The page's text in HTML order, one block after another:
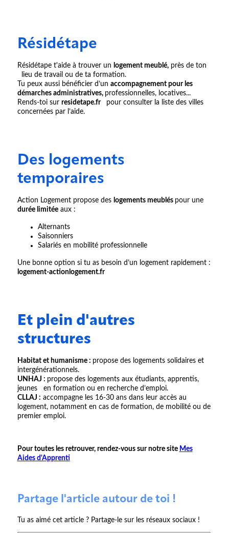
Résidétape
Résidétape t'aide à trouver un logement meublé,près de ton
lieu de travail ou de ta formation.
Tu peux aussi bénéficier d’un accompagnement pour les
démarches administratives, professionnelles, locatives...
Rends-toi sur residetape.fr
pour consulter la liste des villes
concernées par l’aide.
Des logements
temporaires
Action Logement propose des logements meublés pour une
durée limitéeaux :
Alternants
Saisonniers
Salariés en mobilité professionnelle
Une bonne option si tu as besoin d’un logement rapidement :
logement-actionlogement.fr
Et plein d'autres
structures
Habitat et humanisme : propose des logements solidaires et
intergénérationnels.
UNHAJ : propose des logements aux étudiants, apprentis,
jeunes en formation ou en recherche d’emploi.
CLLAJ : accompagne les 16-30 ans dans leur accès au
logement, notamment en cas de formation, de mobilité ou de
premier emploi.
Pour toutes les retrouver, rendez-vous sur notre site Mes
Aides d'Apprenti
Partage l'article autour de toi !
Tu as aimé cet article ? Partage-le sur les réseaux sociaux !